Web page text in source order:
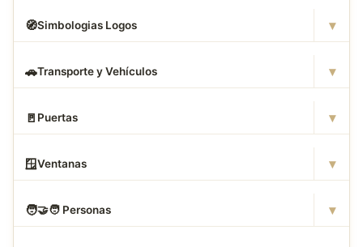
🧭Simbologias Logos ▾
🚗Transporte y Vehículos ▾
🚪 Puertas ▾
🪟Ventanas ▾
🧑‍🤝‍🧑 Personas ▾